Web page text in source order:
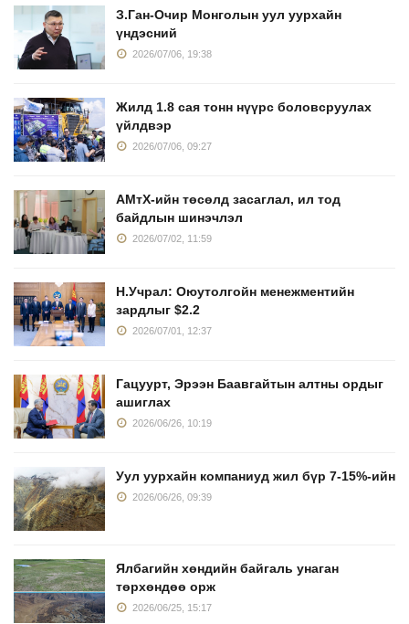
З.Ган-Очир Монголын уул уурхайн
үндэсний
2026/07/06, 19:38
Жилд 1.8 сая тонн нүүрс боловсруулах
үйлдвэр
2026/07/06, 09:27
АМтХ-ийн төсөлд засаглал, ил тод
байдлын шинэчлэл
2026/07/02, 11:59
Н.Учрал: Оюутолгойн менежментийн
зардлыг $2.2
2026/07/01, 12:37
Гацуурт, Эрээн Баавгайтын алтны ордыг
ашиглах
2026/06/26, 10:19
Уул уурхайн компаниуд жил бүр 7-15%-ийн
2026/06/26, 09:39
Ялбагийн хөндийн байгаль унаган
төрхөндөө орж
2026/06/25, 15:17